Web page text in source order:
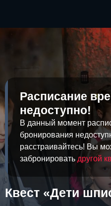
Расписание
недоступно!
В данный момент
бронирования
расстраивайтесь! Вы
забронировать другой
Квест «Дети